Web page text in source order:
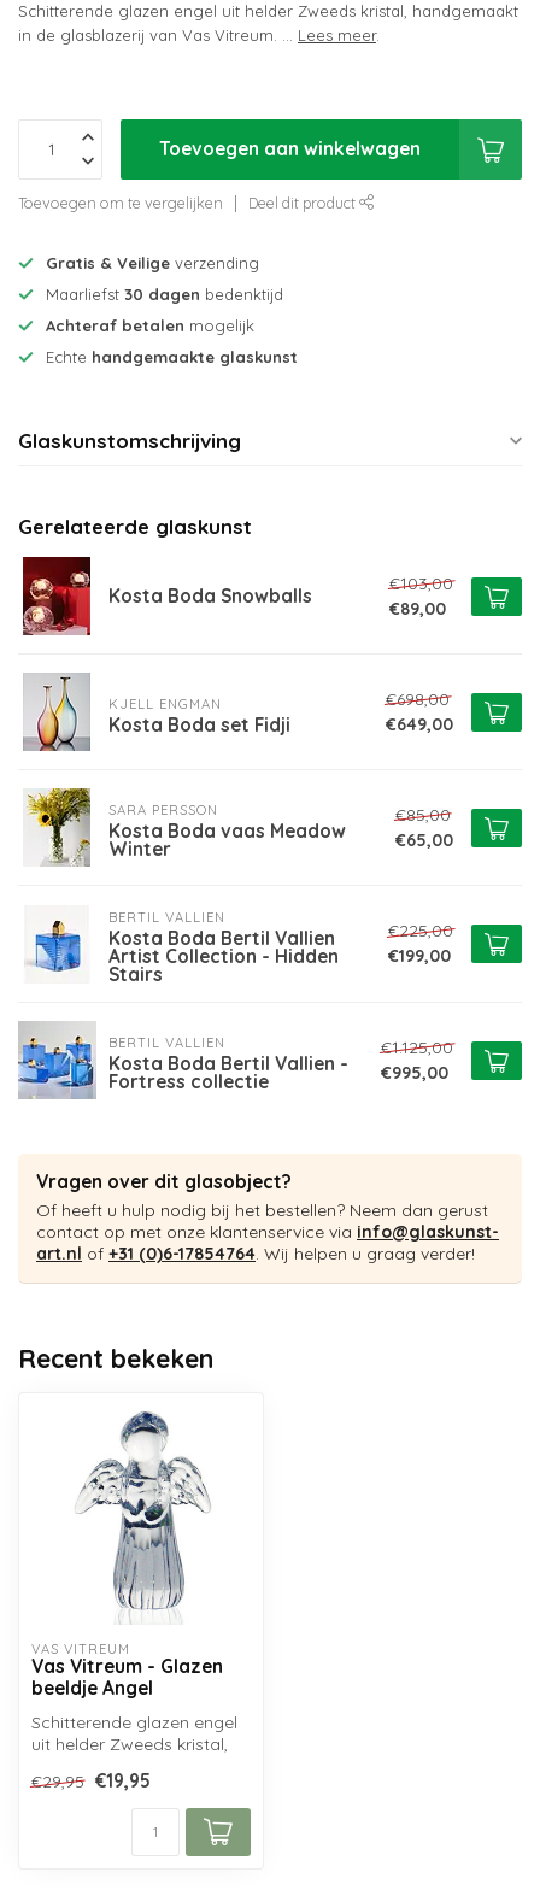
Schitterende glazen engel uit helder Zweeds kristal, handgemaakt
in de glasblazerij van Vas Vitreum. ... Lees meer.
Toevoegen aan winkelwagen
Toevoegen om te vergelijken Deel dit product
Gratis & Veilige verzending
Maarliefst 30 dagen bedenktijd
Achteraf betalen mogelijk
Echte handgemaakte glaskunst
Glaskunstomschrijving
Gerelateerde glaskunst
Kosta Boda Snowballs
€103,00
€89,00
KJELL ENGMAN
Kosta Boda set Fidji
€698,00
€649,00
SARA PERSSON
Kosta Boda vaas Meadow
Winter
€85,00
€65,00
BERTIL VALLIEN
Kosta Boda Bertil Vallien
Artist Collection - Hidden
Stairs
€225,00
€199,00
BERTIL VALLIEN
Kosta Boda Bertil Vallien -
Fortress collectie
€1.125,00
€995,00
Vragen over dit glasobject?
Of heeft u hulp nodig bij het bestellen? Neem dan gerust
contact op met onze klantenservice via info@glaskunst-
art.nl of +31 (0)6-17854764. Wij helpen u graag verder!
Recent bekeken
VAS VITREUM
Vas Vitreum - Glazen
beeldje Angel
Schitterende glazen engel
uit helder Zweeds kristal,
glasblaze...
€29,95 €19,95